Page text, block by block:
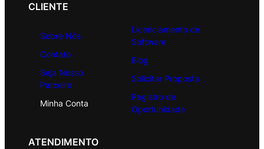
CLIENTE
Sobre Nós
Contato
Seja Nosso
Parceiro
Minha Conta
Licenciamento de
Software
Blog
Solicitar Proposta
Registro de
Oportunidade
ATENDIMENTO